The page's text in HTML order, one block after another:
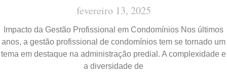
fevereiro 13, 2025
Impacto da Gestão Profissional em Condomínios Nos últimos
anos, a gestão profissional de condomínios tem se tornado um
tema em destaque na administração predial. A complexidade e
a diversidade de